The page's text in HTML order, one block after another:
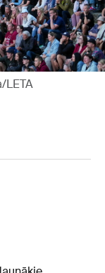
LETA